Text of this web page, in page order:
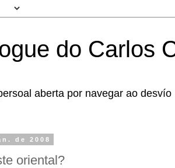
do Carlos
aberta por navegar ao desvío
de 2008
oriental?